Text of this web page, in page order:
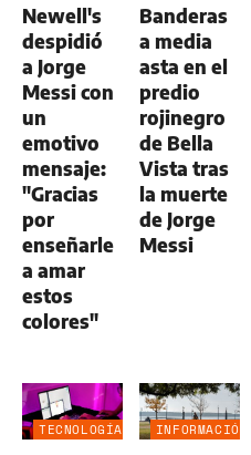
Newell's
despidió
a Jorge
Messi con
un
emotivo
mensaje:
"Gracias
por
enseñarle
a amar
estos
colores"
Banderas
a media
asta en el
predio
rojinegro
de Bella
Vista tras
la muerte
de Jorge
Messi
TECNOLOGÍA
INFORMACIÓN